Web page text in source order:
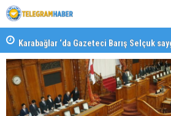
Karabağlar ‘da Gazeteci Barış Selçuk